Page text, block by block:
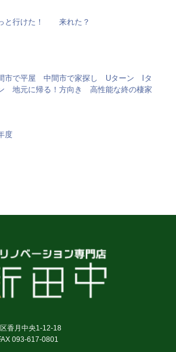
と行けた！ 来れた？
市で平屋 中間市で家探し Uターン Iタ
地元に帰る！方向き 高性能な終の棲家
度
香月中央1-12-18
093-617-0801